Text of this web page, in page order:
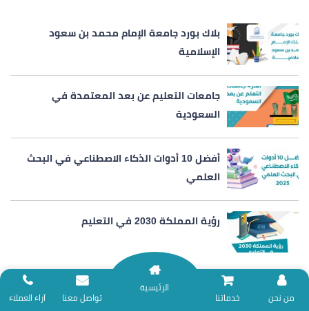
بلاك بورد جامعة الإمام محمد بن سعود
الإسلامية
جامعات التعليم عن بعد المعتمدة في
السعودية
أفضل 10 أدوات الذكاء الاصطناعي في البحث
العلمي
رؤية المملكة 2030 في التعليم
أحدث المقالات
نلتزم بتقديم خدمات المساندة البحثية وفق ضوابط الأمانة العلمية؛ لذا نعتذر عن
آراء العملاء تواصل معنا
الرئيسية
خدماتنا
من نحن